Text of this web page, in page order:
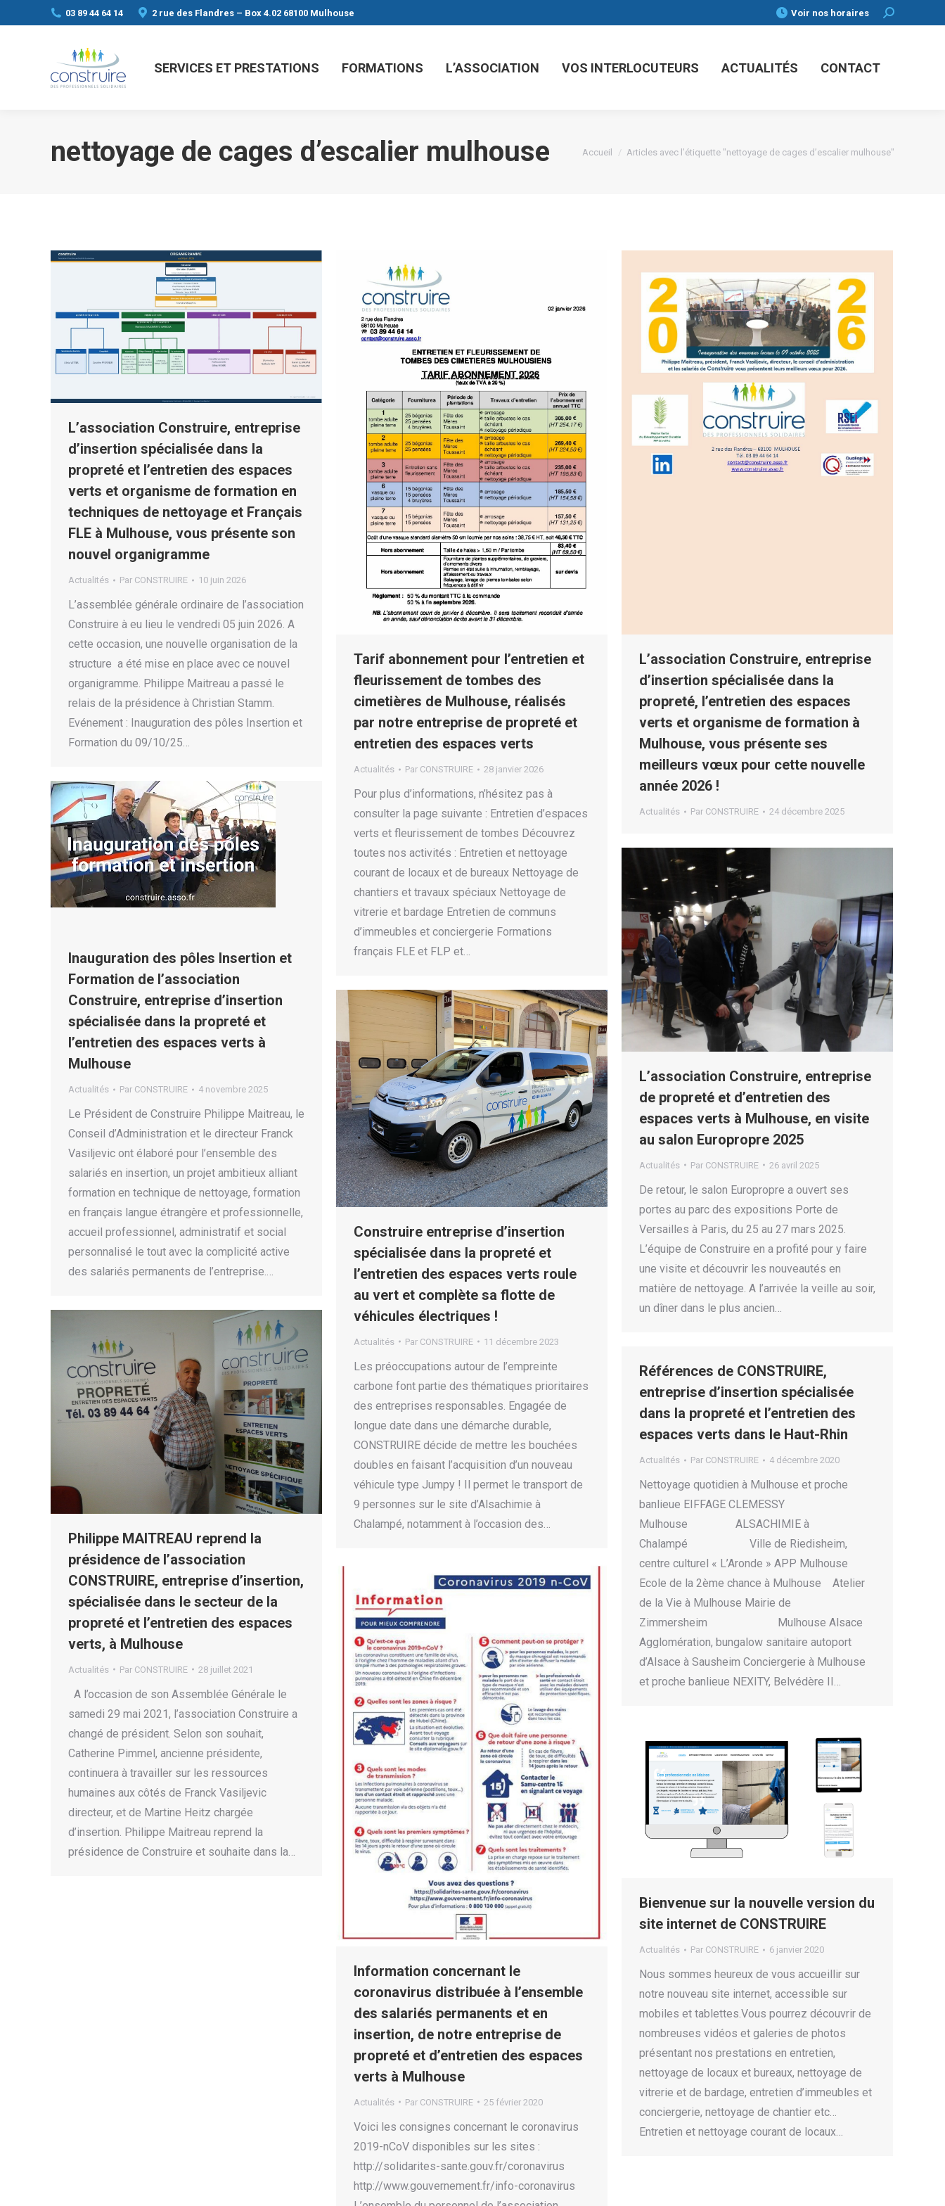
03 89 44 64 14 2 rue des Flandres – Box 4.02 68100 Mulhouse Voir nos horaires Search:
SERVICES ET PRESTATIONS FORMATIONS L’ASSOCIATION VOS INTERLOCUTEURS ACTUALITÉS CONTACT
nettoyage de cages d’escalier mulhouse Vous êtes ici :
Accueil Articles avec l’étiquette "nettoyage de cages d’escalier mulhouse"
L’association Construire, entreprise
d’insertion spécialisée dans la
propreté et l’entretien des espaces
verts et organisme de formation en
techniques de nettoyage et Français
FLE à Mulhouse, vous présente son
nouvel organigramme
Actualités Par CONSTRUIRE 10 juin 2026
L’assemblée générale ordinaire de l’association
Construire à eu lieu le vendredi 05 juin 2026. A
cette occasion, une nouvelle organisation de la
structure a été mise en place avec ce nouvel
organigramme. Philippe Maitreau a passé le
relais de la présidence à Christian Stamm.
Evénement : Inauguration des pôles Insertion et
Formation du 09/10/25…
Tarif abonnement pour l’entretien et
fleurissement de tombes des
cimetières de Mulhouse, réalisés
par notre entreprise de propreté et
entretien des espaces verts
Actualités Par CONSTRUIRE 28 janvier 2026
Pour plus d’informations, n’hésitez pas à
consulter la page suivante : Entretien d’espaces
verts et fleurissement de tombes Découvrez
toutes nos activités : Entretien et nettoyage
courant de locaux et de bureaux Nettoyage de
chantiers et travaux spéciaux Nettoyage de
vitrerie et bardage Entretien de communs
d’immeubles et conciergerie Formations
français FLE et FLP et…
L’association Construire, entreprise
d’insertion spécialisée dans la
propreté, l’entretien des espaces
verts et organisme de formation à
Mulhouse, vous présente ses
meilleurs vœux pour cette nouvelle
année 2026 !
Actualités Par CONSTRUIRE 24 décembre 2025
Inauguration des pôles Insertion et
Formation de l’association
Construire, entreprise d’insertion
spécialisée dans la propreté et
l’entretien des espaces verts à
Mulhouse
Actualités Par CONSTRUIRE 4 novembre 2025
Le Président de Construire Philippe Maitreau, le
Conseil d’Administration et le directeur Franck
Vasiljevic ont élaboré pour l’ensemble des
salariés en insertion, un projet ambitieux alliant
formation en technique de nettoyage, formation
en français langue étrangère et professionnelle,
accueil professionnel, administratif et social
personnalisé le tout avec la complicité active
des salariés permanents de l’entreprise.…
L’association Construire, entreprise
de propreté et d’entretien des
espaces verts à Mulhouse, en visite
au salon Europropre 2025
Actualités Par CONSTRUIRE 26 avril 2025
De retour, le salon Europropre a ouvert ses
portes au parc des expositions Porte de
Versailles à Paris, du 25 au 27 mars 2025.
L’équipe de Construire en a profité pour y faire
une visite et découvrir les nouveautés en
matière de nettoyage. A l’arrivée la veille au soir,
un dîner dans le plus ancien…
Construire entreprise d’insertion
spécialisée dans la propreté et
l’entretien des espaces verts roule
au vert et complète sa flotte de
véhicules électriques !
Actualités Par CONSTRUIRE 11 décembre 2023
Les préoccupations autour de l’empreinte
carbone font partie des thématiques prioritaires
des entreprises responsables. Engagée de
longue date dans une démarche durable,
CONSTRUIRE décide de mettre les bouchées
doubles en faisant l’acquisition d’un nouveau
véhicule type Jumpy ! Il permet le transport de
9 personnes sur le site d’Alsachimie à
Chalampé, notamment à l’occasion des…
Philippe MAITREAU reprend la
présidence de l’association
CONSTRUIRE, entreprise d’insertion,
spécialisée dans le secteur de la
propreté et l’entretien des espaces
verts, à Mulhouse
Actualités Par CONSTRUIRE 28 juillet 2021
A l’occasion de son Assemblée Générale le
samedi 29 mai 2021, l’association Construire a
changé de président. Selon son souhait,
Catherine Pimmel, ancienne présidente,
continuera à travailler sur les ressources
humaines aux côtés de Franck Vasiljevic
directeur, et de Martine Heitz chargée
d’insertion. Philippe Maitreau reprend la
présidence de Construire et souhaite dans la…
Références de CONSTRUIRE,
entreprise d’insertion spécialisée
dans la propreté et l’entretien des
espaces verts dans le Haut-Rhin
Actualités Par CONSTRUIRE 4 décembre 2020
Nettoyage quotidien à Mulhouse et proche
banlieue EIFFAGE CLEMESSY
Mulhouse ALSACHIMIE à
Chalampé Ville de Riedisheim,
centre culturel « L’Aronde » APP Mulhouse
Ecole de la 2ème chance à Mulhouse Atelier
de la Vie à Mulhouse Mairie de
Zimmersheim Mulhouse Alsace
Agglomération, bungalow sanitaire autoport
d’Alsace à Sausheim Conciergerie à Mulhouse
et proche banlieue NEXITY, Belvédère II…
Information concernant le
coronavirus distribuée à l’ensemble
des salariés permanents et en
insertion, de notre entreprise de
propreté et d’entretien des espaces
verts à Mulhouse
Actualités Par CONSTRUIRE 25 février 2020
Voici les consignes concernant le coronavirus
2019-nCoV disponibles sur les sites :
http://solidarites-sante.gouv.fr/coronavirus
http://www.gouvernement.fr/info-coronavirus
Bienvenue sur la nouvelle version du
site internet de CONSTRUIRE
Actualités Par CONSTRUIRE 6 janvier 2020
Nous sommes heureux de vous accueillir sur
notre nouveau site internet, accessible sur
mobiles et tablettes.Vous pourrez découvrir de
nombreuses vidéos et galeries de photos
présentant nos prestations en entretien,
nettoyage de locaux et bureaux, nettoyage de
vitrerie et de bardage, entretien d’immeubles et
conciergerie, nettoyage de chantier etc…
Entretien et nettoyage courant de locaux…